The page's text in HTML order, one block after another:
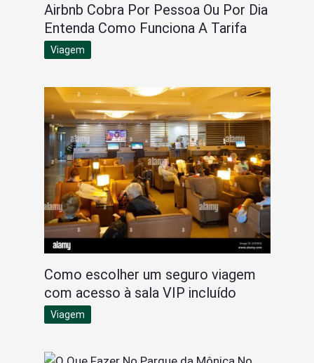
Airbnb Cobra Por Pessoa Ou Por Dia
Entenda Como Funciona A Tarifa
Viagem
Como escolher um seguro viagem
com acesso à sala VIP incluído
Viagem